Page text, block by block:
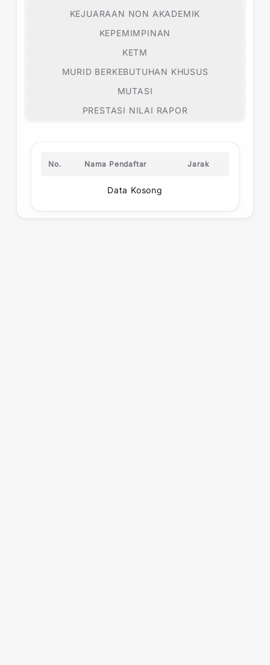
KEJUARAAN NON AKADEMIK
KEPEMIMPINAN
KETM
MURID BERKEBUTUHAN KHUSUS
MUTASI
PRESTASI NILAI RAPOR
No. Nama Pendaftar Jarak
Data Kosong